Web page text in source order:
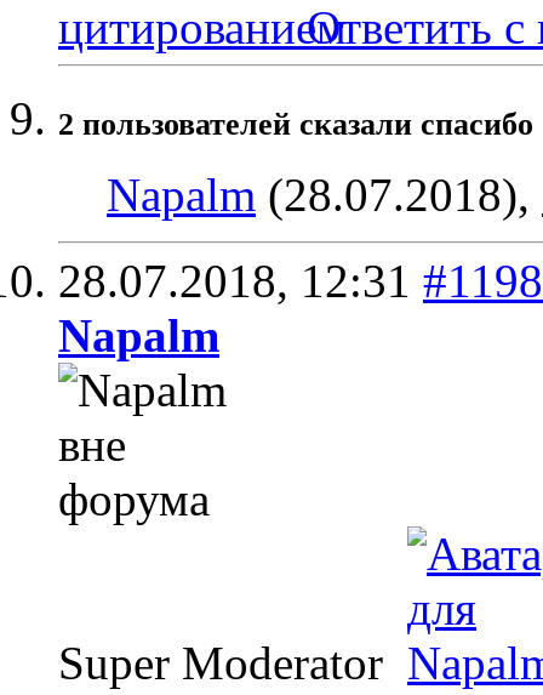
Ответить с
2 пользователей сказали
Napalm (28.07.2018),
28.07.2018, 12:31
Napalm
Super Moderator